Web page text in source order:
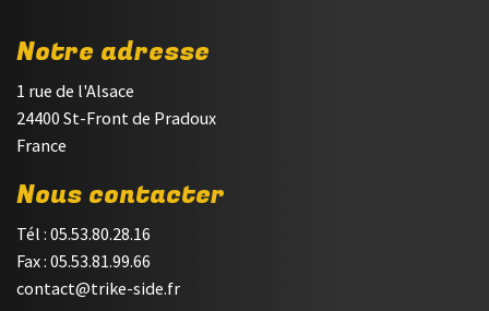
Notre adresse
1 rue de l'Alsace
24400 St-Front de Pradoux
France
Nous contacter
Tél : 05.53.80.28.16
Fax : 05.53.81.99.66
contact@trike-side.fr